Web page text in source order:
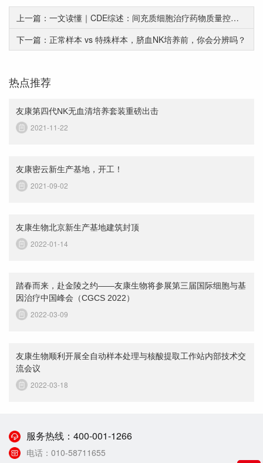
上一篇：一文读懂｜CDE综述：间充质细胞治疗药物质量控制及审评中常见问题分析
下一篇：正常样本 vs 特殊样本，脐血NK培养前，你会分辨吗？
热点推荐
友康第四代NK无血清培养套装重磅出击
2021-11-22
友康密云新生产基地，开工！
2021-09-02
友康生物北京新生产基地建筑封顶
2022-01-14
踏春而来，赴金陵之约——友康生物将参展第三届国际细胞与基
因治疗中国峰会（CGCS 2022）
2022-03-09
友康生物顺利开展全自动样本处理与核酸提取工作站内部技术交
流会议
2022-03-18
服务热线： 400-001-1266
电话： 010-58711655